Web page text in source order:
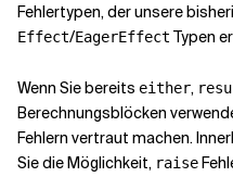
Fehlertypen, der unsere
Effect/EagerEffect Typen
Wenn Sie bereits either,
Berechnungsblöcken
Fehlern vertraut machen.
Sie die Möglichkeit, raise